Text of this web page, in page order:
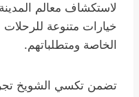
لاستكشاف معالم
خيارات متنوعة
الخاصة ومتطلباتهم.
تضمن تكسي الشويخ